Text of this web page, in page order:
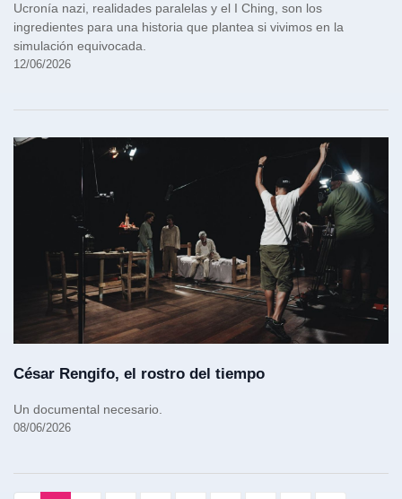
Ucronía nazi, realidades paralelas y el I Ching, son los
ingredientes para una historia que plantea si vivimos en la
simulación equivocada.
12/06/2026
César Rengifo, el rostro del tiempo
Un documental necesario.
08/06/2026